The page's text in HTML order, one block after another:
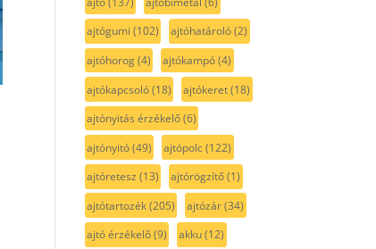
ajtógumi (102) ajtóhatároló(2)
ajtóhorog(4) ajtókampó(4)
ajtókapcsoló(18) ajtókeret(18)
ajtónyitás érzékelő(6)
ajtónyitó(49) ajtópolc(122)
ajtóretesz (13) ajtórögzítő(1)
ajtótartozék(205) ajtózár(34)
ajtó érzékelő(9) akku(12)